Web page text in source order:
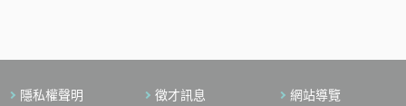
隱私權聲明 徵才訊息
網站導覽